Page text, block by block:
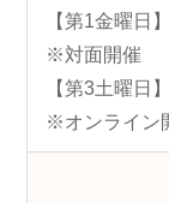
【第1金曜
※対面開催
【第3土曜
※オンライン